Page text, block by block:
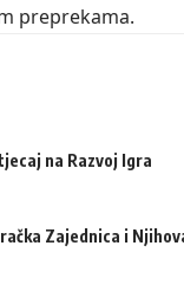
preprekama.
na Razvoj Igra
Zajednica i